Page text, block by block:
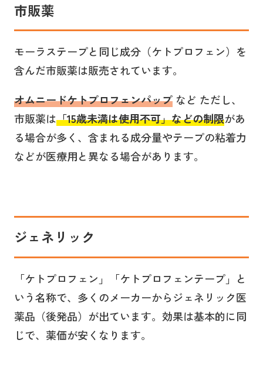
市販薬
モーラステープと同じ成分（ケトプロフェン）を
含んだ市販薬は販売されています。
オムニードケトプロフェンパップ など ただし、
市販薬は「15歳未満は使用不可」などの制限があ
る場合が多く、含まれる成分量やテープの粘着力
などが医療用と異なる場合があります。
ジェネリック
「ケトプロフェン」「ケトプロフェンテープ」と
いう名称で、多くのメーカーからジェネリック医
薬品（後発品）が出ています。効果は基本的に同
じで、薬価が安くなります。